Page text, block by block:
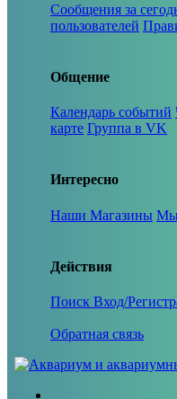
Сообщения за
пользователей
Общение
Календарь событий
карте Группа в VK
Интересно
Наши Магазины Мы
Действия
Поиск Вход/
Обратная связь